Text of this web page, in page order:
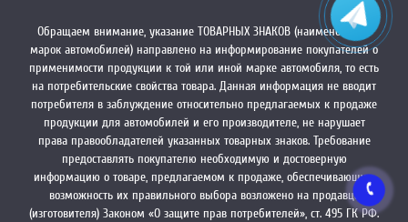
Обращаем внимание, указание ТОВАРНЫХ ЗНАКОВ (наименований
марок автомобилей) направлено на информирование покупателей о
применимости продукции к той или иной марке автомобиля, то есть
на потребительские свойства товара. Данная информация не вводит
потребителя в заблуждение относительно предлагаемых к продаже
продукции для автомобилей и его производителе, не нарушает
права правообладателей указанных товарных знаков. Требование
предоставлять покупателю необходимую и достоверную
информацию о товаре, предлагаемом к продаже, обеспечивающую
возможность их правильного выбора возложено на продавца
(изготовителя) Законом «О защите прав потребителей», ст. 495 ГК РФ.